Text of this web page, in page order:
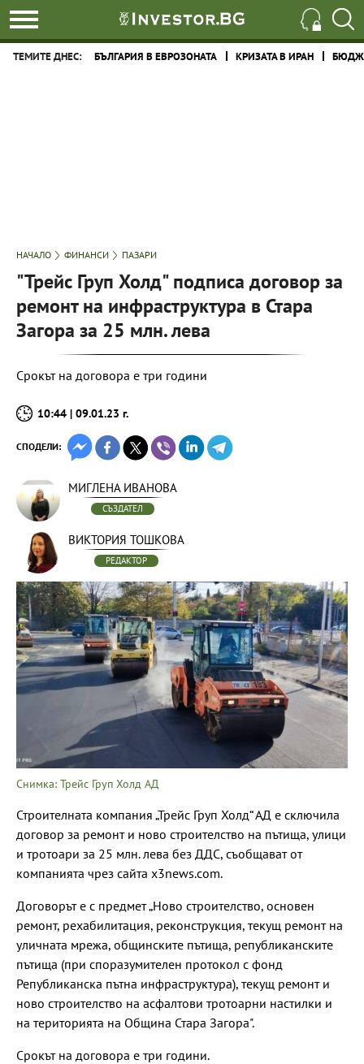
ТЕМИТЕ ДНЕС: БЪЛГАРИЯ В ЕВРОЗОНАТА КРИЗАТА В ИРАН
НАЧАЛО ФИНАНСИ ПАЗАРИ
"Трейс Груп Холд" подписа договор за
ремонт на инфраструктура в Стара
Загора за 25 млн. лева
Срокът на договора е три години
10:44 | 09.01.23 г.
СПОДЕЛИ:
МИГЛЕНА ИВАНОВА
СЪЗДАТЕЛ
ВИКТОРИЯ ТОШКОВА
РЕДАКТОР
Снимка: Трейс Груп Холд АД
Строителната компания „Трейс Груп Холд“ АД е сключила
договор за ремонт и ново строителство на пътища, улици
и тротоари за 25 млн. лева без ДДС, съобщават от
компанията чрез сайта x3news.com.
Договорът е с предмет „Ново строителство, основен
ремонт, рехабилитация, реконструкция, текущ ремонт на
уличната мрежа, общинските пътища, републиканските
пътища (при споразумителен протокол с фонд
Републиканска пътна инфраструктура), текущ ремонт и
ново строителство на асфалтови тротоарни настилки и
на територията на Община Стара Загора".
Срокът на договора е три години.